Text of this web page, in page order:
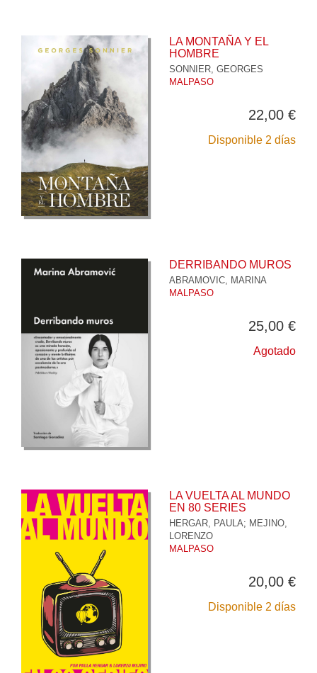
LA MONTAÑA Y EL
HOMBRE
SONNIER, GEORGES
MALPASO
22,00 €
Disponible 2 días
DERRIBANDO MUROS
ABRAMOVIC, MARINA
MALPASO
25,00 €
Agotado
LA VUELTA AL MUNDO
EN 80 SERIES
HERGAR, PAULA; MEJINO,
LORENZO
MALPASO
20,00 €
Disponible 2 días